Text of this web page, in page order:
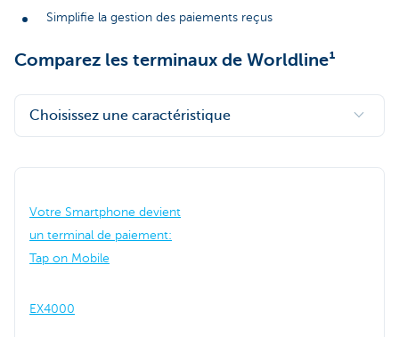
Simplifie la gestion des paiements reçus
Comparez les terminaux de Worldline¹
Choisissez une caractéristique
Votre Smartphone devient
un terminal de paiement:
Tap on Mobile
EX4000